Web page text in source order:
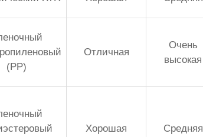
(PP)
Отличная
Очень
высокая
Хорошая Средняя